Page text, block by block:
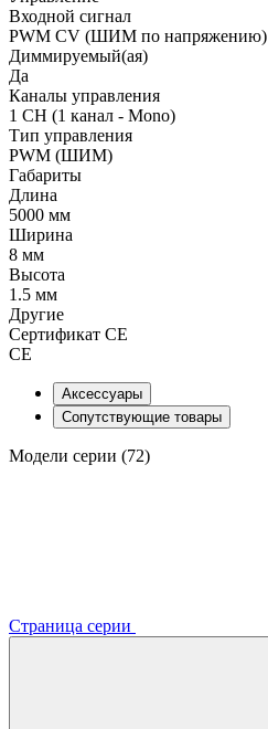
Входной сигнал
PWM СV (ШИМ по напряжению)
Диммируемый(ая)
Да
Каналы управления
1 CH (1 канал - Mono)
Тип управления
PWM (ШИМ)
Габариты
Длина
5000 мм
Ширина
8 мм
Высота
1.5 мм
Другие
Сертификат CE
CE
Аксессуары
Сопутствующие товары
Модели серии (72)
Страница серии